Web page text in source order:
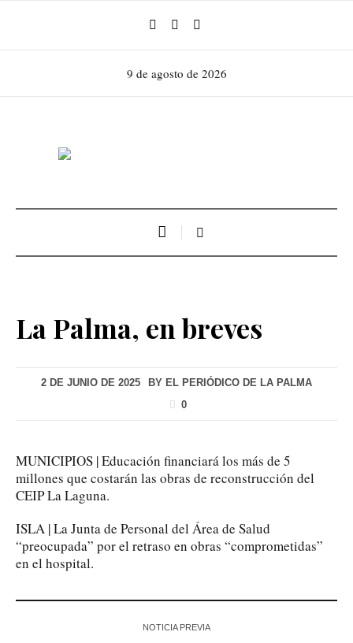
9 de agosto de 2026
La Palma, en breves
2 DE JUNIO DE 2025 BY EL PERIÓDICO DE LA PALMA
0
MUNICIPIOS | Educación financiará los más de 5
millones que costarán las obras de reconstrucción del
CEIP La Laguna.
ISLA | La Junta de Personal del Área de Salud
“preocupada” por el retraso en obras “comprometidas”
en el hospital.
NOTICIA PREVIA